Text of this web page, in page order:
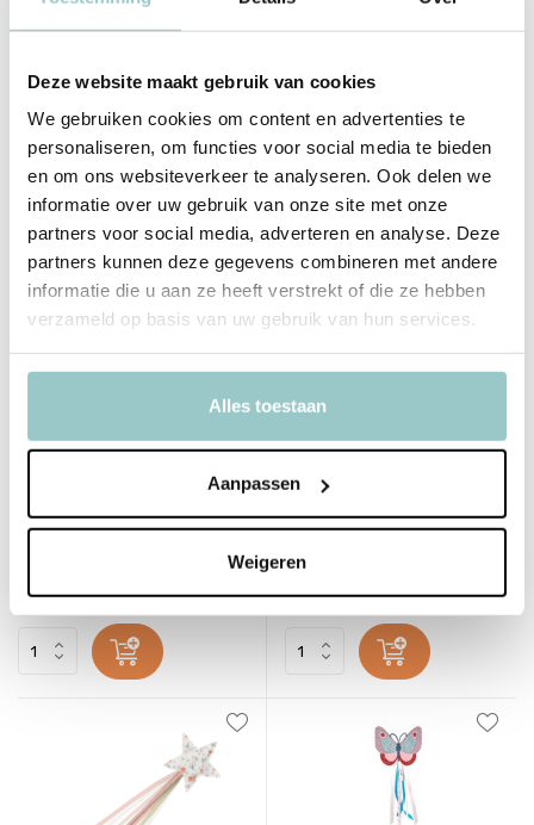
Deze website maakt gebruik van cookies
We gebruiken cookies om content en advertenties te
personaliseren, om functies voor social media te bieden
en om ons websiteverkeer te analyseren. Ook delen we
informatie over uw gebruik van onze site met onze
partners voor social media, adverteren en analyse. Deze
partners kunnen deze gegevens combineren met andere
informatie die u aan ze heeft verstrekt of die ze hebben
verzameld op basis van uw gebruik van hun services.
Alles toestaan
Aanpassen
Weigeren
Toverstaf Uil
4,99
Incl. btw
Toverstaf Zeemeermin
4,99
Incl. btw
Toverstaf Nonja Spin zwart
Toverstok Tovernaar
4,99